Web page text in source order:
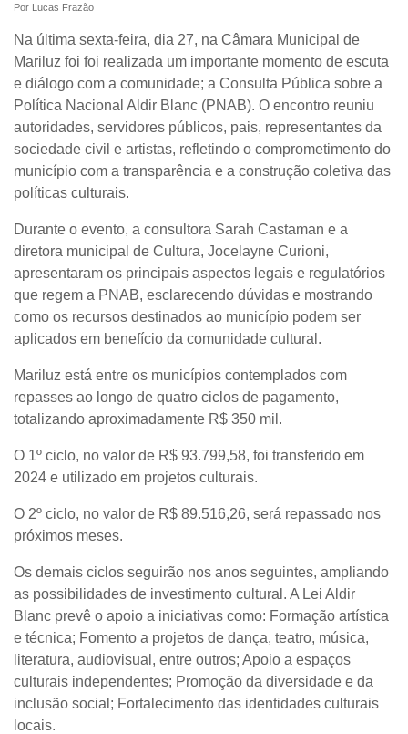
Por Lucas Frazão
Na última sexta-feira, dia 27, na Câmara Municipal de
Mariluz foi foi realizada um importante momento de escuta
e diálogo com a comunidade; a Consulta Pública sobre a
Política Nacional Aldir Blanc (PNAB). O encontro reuniu
autoridades, servidores públicos, pais, representantes da
sociedade civil e artistas, refletindo o comprometimento do
município com a transparência e a construção coletiva das
políticas culturais.
Durante o evento, a consultora Sarah Castaman e a
diretora municipal de Cultura, Jocelayne Curioni,
apresentaram os principais aspectos legais e regulatórios
que regem a PNAB, esclarecendo dúvidas e mostrando
como os recursos destinados ao município podem ser
aplicados em benefício da comunidade cultural.
Mariluz está entre os municípios contemplados com
repasses ao longo de quatro ciclos de pagamento,
totalizando aproximadamente R$ 350 mil.
O 1º ciclo, no valor de R$ 93.799,58, foi transferido em
2024 e utilizado em projetos culturais.
O 2º ciclo, no valor de R$ 89.516,26, será repassado nos
próximos meses.
Os demais ciclos seguirão nos anos seguintes, ampliando
as possibilidades de investimento cultural. A Lei Aldir
Blanc prevê o apoio a iniciativas como: Formação artística
e técnica; Fomento a projetos de dança, teatro, música,
literatura, audiovisual, entre outros; Apoio a espaços
culturais independentes; Promoção da diversidade e da
inclusão social; Fortalecimento das identidades culturais
locais.